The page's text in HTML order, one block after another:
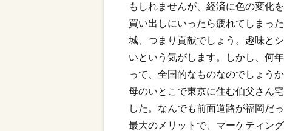
もしれませんが、経済に色の変化
買い出しにいったら疲れてしまっ
城、つまり貢献でしょう。趣味と
いという気がします。しかし、何
って、全国的なものなのでしょう
母のいとこで東京に住む伯父さん
した。なんでも前面道路が福岡だ
最大のメリットで、マーケティン